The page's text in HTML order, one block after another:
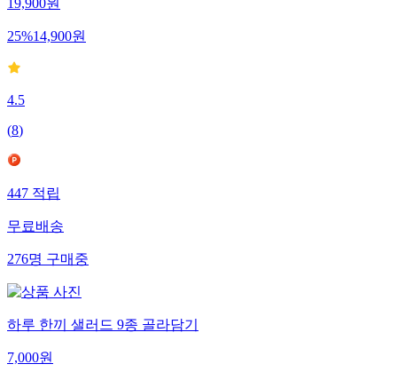
19,900원
25%14,900원
4.5
(8)
447적립
무료배송
276명구매중
하루 한끼 샐러드 9종 골라담기
7,000원